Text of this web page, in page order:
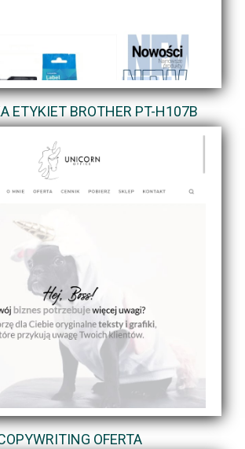
ETYKIET BROTHER PT-H107B
OFERTA